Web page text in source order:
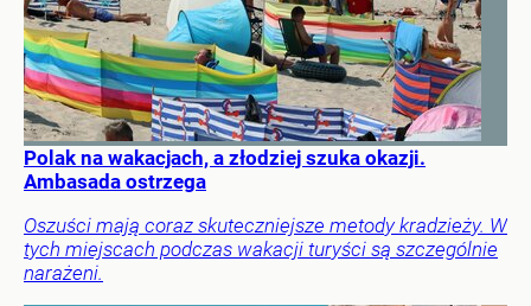
Polak na wakacjach, a złodziej szuka okazji.
Ambasada ostrzega
Oszuści mają coraz skuteczniejsze metody kradzieży. W
tych miejscach podczas wakacji turyści są szczególnie
narażeni.